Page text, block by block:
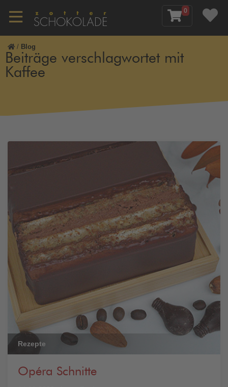
0
/ Blog
Beiträge verschlagwortet mit
Kaffee
Rezepte
Opéra Schnitte